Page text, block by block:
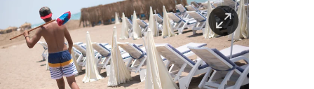
verlag
verlag
veranstaltungen